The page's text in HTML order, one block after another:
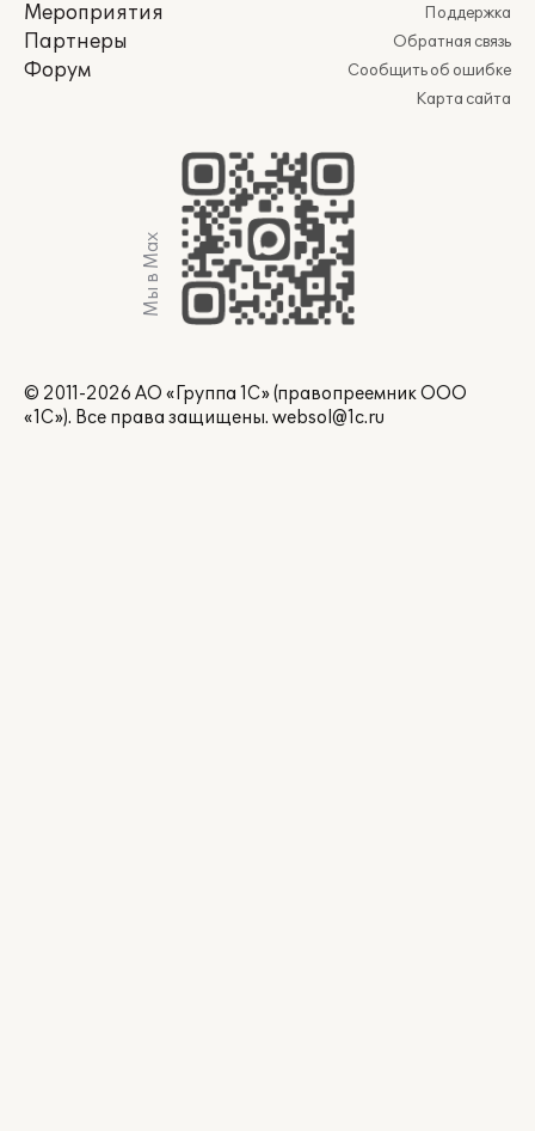
Мероприятия
Партнеры
Форум
Поддержка
Обратная связь
Сообщить об ошибке
Карта сайта
Мы в Max
© 2011-2026 АО «Группа 1С» (правопреемник ООО
«1С»). Все права защищены. websol@1c.ru